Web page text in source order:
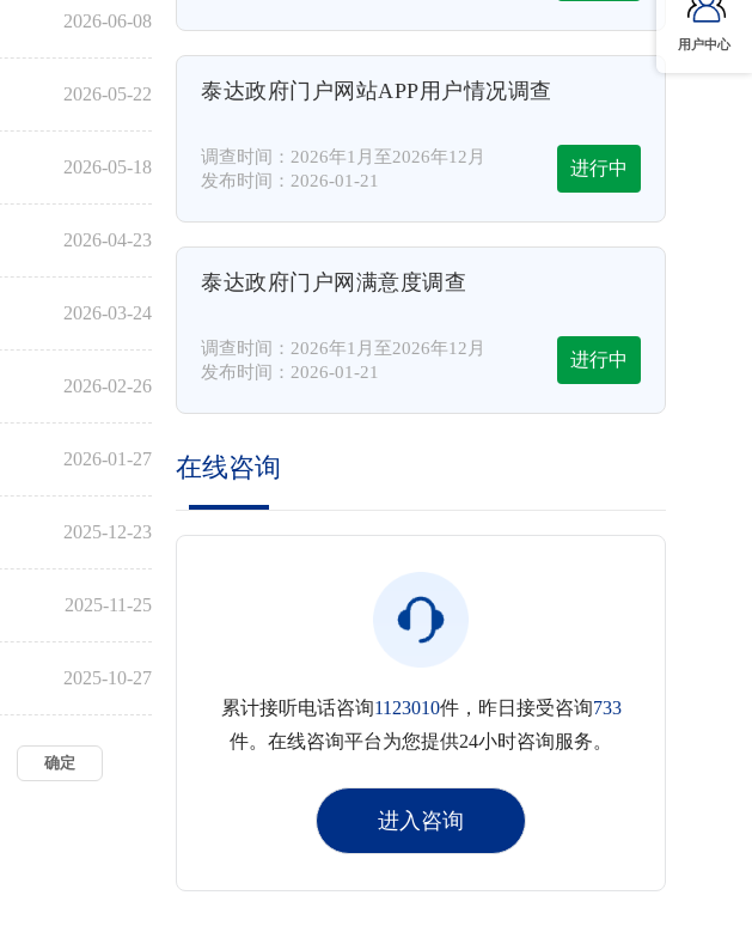
2026-06-08
2026-05-22
2026-05-18
2026-04-23
2026-03-24
2026-02-26
2026-01-27
2025-12-23
2025-11-25
2025-10-27
确定
泰达政府门户网站APP用户情况调查
调查时间：2026年1月至2026年12月
发布时间：2026-01-21
进行中
泰达政府门户网满意度调查
调查时间：2026年1月至2026年12月
发布时间：2026-01-21
进行中
在线咨询
累计接听电话咨询1123010件，昨日接受咨询733
件。在线咨询平台为您提供24小时咨询服务。
进入咨询
用户中心